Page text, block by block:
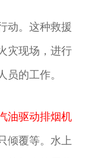
动。这种救援
灾现场，进行
员的工作。
油驱动排烟机
倾覆等。水上